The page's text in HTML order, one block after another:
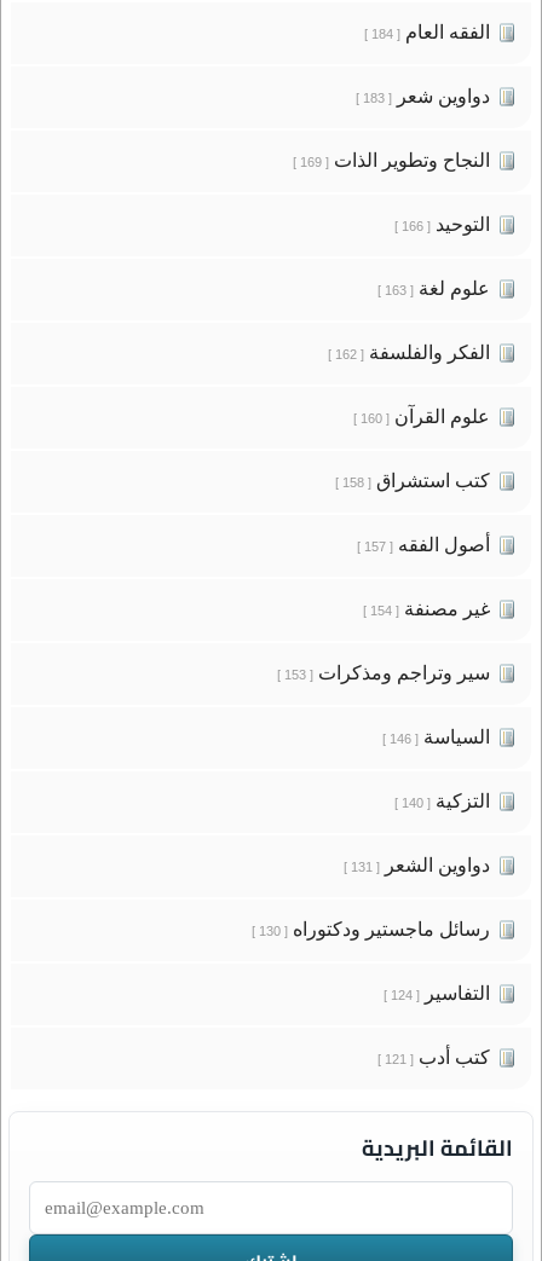
الفقه العام[ 184 ]
دواوين شعر[ 183 ]
النجاح وتطوير الذات[ 169 ]
التوحيد[ 166 ]
علوم لغة[ 163 ]
الفكر والفلسفة[ 162 ]
علوم القرآن[ 160 ]
كتب استشراق[ 158 ]
أصول الفقه[ 157 ]
غير مصنفة[ 154 ]
سير وتراجم ومذكرات[ 153 ]
السياسة[ 146 ]
التزكية[ 140 ]
دواوين الشعر[ 131 ]
رسائل ماجستير ودكتوراه[ 130 ]
التفاسير[ 124 ]
كتب أدب[ 121 ]
القائمة البريدية